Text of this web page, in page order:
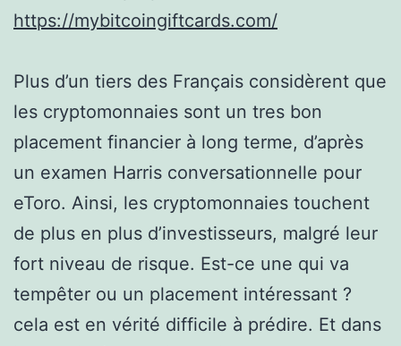
https://mybitcoingiftcards.com/
Plus d’un tiers des Français considèrent que
les cryptomonnaies sont un tres bon
placement financier à long terme, d’après
un examen Harris conversationnelle pour
eToro. Ainsi, les cryptomonnaies touchent
de plus en plus d’investisseurs, malgré leur
fort niveau de risque. Est-ce une qui va
tempêter ou un placement intéressant ?
cela est en vérité difficile à prédire. Et dans